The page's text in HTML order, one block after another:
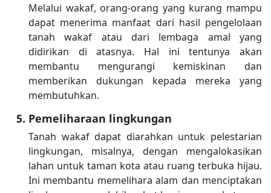
Melalui wakaf, orang-orang yang kurang mampu
dapat menerima manfaat dari hasil pengelolaan
tanah wakaf atau dari lembaga amal yang
didirikan di atasnya. Hal ini tentunya akan
membantu mengurangi kemiskinan dan
memberikan dukungan kepada mereka yang
membutuhkan.
Pemeliharaan lingkungan
Tanah wakaf dapat diarahkan untuk pelestarian
lingkungan, misalnya, dengan mengalokasikan
lahan untuk taman kota atau ruang terbuka hijau.
Ini membantu memelihara alam dan menciptakan